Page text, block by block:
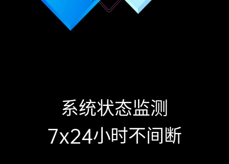
系统状态监测
7x24小时不间断